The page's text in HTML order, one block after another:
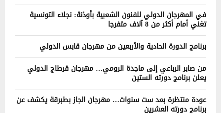
في المهرجان الدولي للفنون الشعبية بأوذنة: نجلاء التونسية
تغني أمام أكثر من 8 آلاف متفرجا
برنامج الدورة الحادية والأربعين من مهرجان قابس الدولي
من صابر الرباعي إلى ماجدة الرومي… مهرجان قرطاج الدولي
يعلن برنامج دورته الستين
عودة منتظرة بعد ست سنوات… مهرجان الجاز بطبرقة يكشف عن
برنامج دورته العشرين